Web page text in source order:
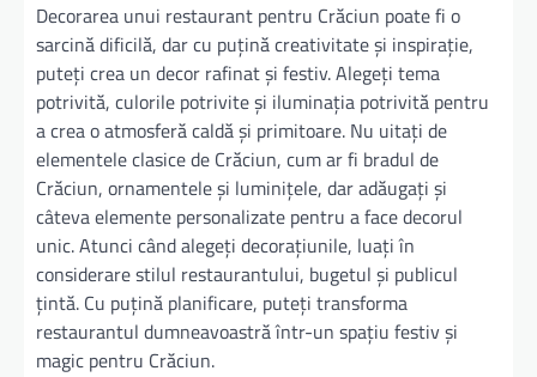
Decorarea unui restaurant pentru Crăciun poate fi o
sarcină dificilă, dar cu puțină creativitate și inspirație,
puteți crea un decor rafinat și festiv. Alegeți tema
potrivită, culorile potrivite și iluminația potrivită pentru
a crea o atmosferă caldă și primitoare. Nu uitați de
elementele clasice de Crăciun, cum ar fi bradul de
Crăciun, ornamentele și luminițele, dar adăugați și
câteva elemente personalizate pentru a face decorul
unic. Atunci când alegeți decorațiunile, luați în
considerare stilul restaurantului, bugetul și publicul
țintă. Cu puțină planificare, puteți transforma
restaurantul dumneavoastră într-un spațiu festiv și
magic pentru Crăciun.